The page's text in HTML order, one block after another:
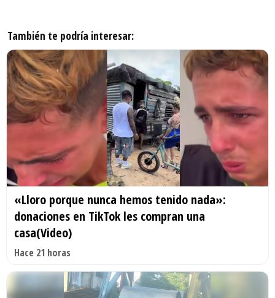
También te podría interesar:
«Lloro porque nunca hemos tenido nada»:
donaciones en TikTok les compran una
casa(Video)
Hace 21 horas